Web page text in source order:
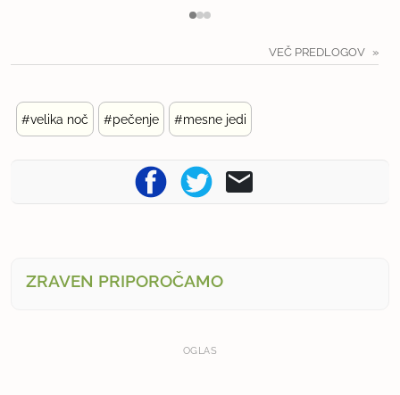
VEČ PREDLOGOV
#velika noč #pečenje #mesne jedi
ZRAVEN PRIPOROČAMO
OGLAS